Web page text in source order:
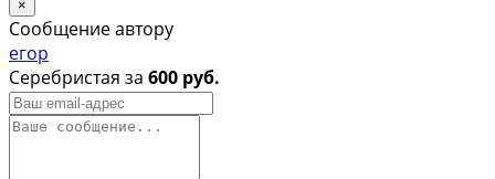
×
Сообщение автору
егор
Серебристая за 600 руб.